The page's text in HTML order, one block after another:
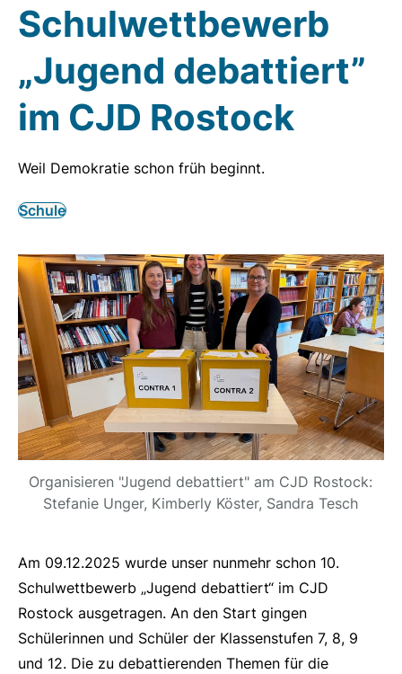
Schulwettbewerb
„Jugend debattiert”
im CJD Rostock
Weil Demokratie schon früh beginnt.
Schule
Organisieren "Jugend debattiert" am CJD Rostock:
Stefanie Unger, Kimberly Köster, Sandra Tesch
Am 09.12.2025 wurde unser nunmehr schon 10.
Schulwettbewerb „Jugend debattiert“ im CJD
Rostock ausgetragen. An den Start gingen
Schülerinnen und Schüler der Klassenstufen 7, 8, 9
und 12. Die zu debattierenden Themen für die